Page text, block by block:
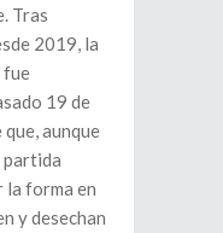
Tras
2019, la
fue
19 de
aunque
partida
forma en
y desechan